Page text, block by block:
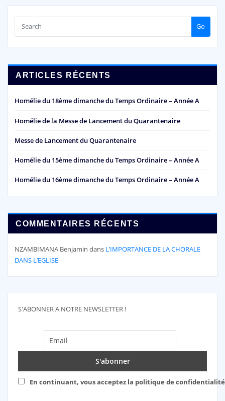
Go
ARTICLES RÉCENTS
Homélie du 18ème dimanche du Temps Ordinaire – Année A
Homélie de la Messe de Lancement du Quarantenaire
Messe de Lancement du Quarantenaire
Homélie du 15ème dimanche du Temps Ordinaire – Année A
Homélie du 16ème dimanche du Temps Ordinaire – Année A
COMMENTAIRES RÉCENTS
NZAMBIMANA Benjamin dans L’IMPORTANCE DE LA CHORALE
DANS L’EGLISE
S'ABONNER A NOTRE NEWSLETTER !
En continuant, vous acceptez la politique de confidentialité